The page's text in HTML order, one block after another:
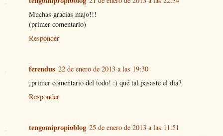
Muchas gracias majo!!!
(primer comentario)
Responder
ferendus 22 de enero de 2013 a las 19:30
¡primer comentario del todo! :) qué tal pasaste el día?
Responder
tengomipropioblog 25 de enero de 2013 a las 11:51